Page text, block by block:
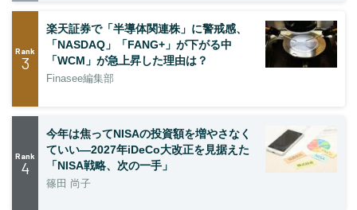
Rank
3
楽天証券で「半導体関連株」に警戒感、
「NASDAQ」「FANG+」が下がる中
「WCM」が急上昇した理由は？
Finasee編集部
Rank
4
今年は焦ってNISAの投資額を増やさなく
ていい―2027年iDeCo大改正を見据えた
「NISA戦略、次の一手」
篠田 尚子